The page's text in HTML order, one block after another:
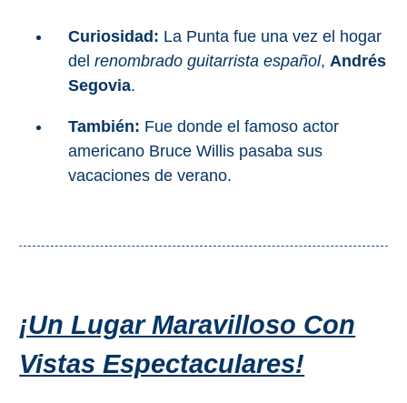
Trevélez
PUEBLOS
BLANCOS
las Bodegas
Olvera
Curiosidad: La Punta fue una vez el hogar
delrenombrado guitarrista español,Andrés
Segovia.
También: Fue donde el famoso actor
americano Bruce Willis pasaba sus
vacaciones de verano.
¡Un Lugar Maravilloso Con
Vistas Espectaculares!